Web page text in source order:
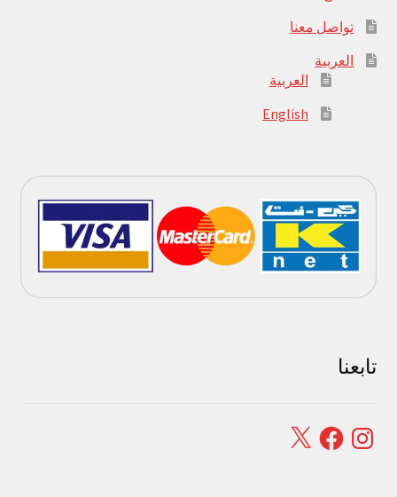
تواصل معنا
العربية
العربية
English
تابعنا
Instagram
Facebook
X